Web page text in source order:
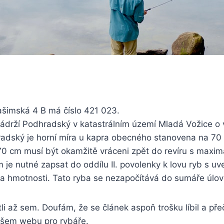
4 B má číslo 421 023.
Podhradský v katastrálním území Mladá Vožice o
je horní míra u kapra obecného stanovena na 70
cm musí být okamžitě vráceni zpět do revíru s
je nutné zapsat do oddílu II. povolenky k lovu ryb s
hmotnosti. Tato ryba se nezapočítává do sumáře
až sem. Doufám, že se článek aspoň trošku líbil a
webu pro rybáře.